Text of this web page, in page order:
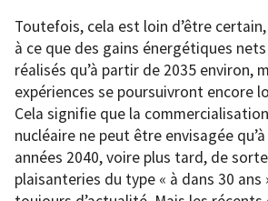
Toutefois, cela est loin d’être certain,
à ce que des gains énergétiques
réalisés qu’à partir de 2035 environ,
expériences se poursuivront encore
Cela signifie que la
nucléaire ne peut être envisagée
années 2040, voire plus tard, de
plaisanteries du type « à dans 30 ans